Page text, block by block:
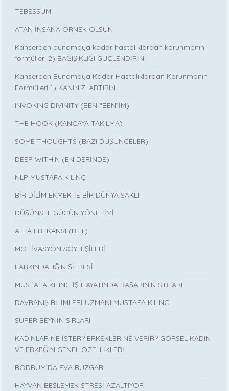
TEBESSÜM
ATAN İNSANA ÖRNEK OLSUN
Kanserden bunamaya kadar hastalıklardan korunmanın
formülleri 2) BAĞIŞIKLIĞI GÜÇLENDİRİN
Kanserden Bunamaya Kadar Hastalıklardan Korunmanın
Formülleri 1) KANINIZI ARTIRIN
INVOKING DIVINITY (BEN “BEN”İM)
THE HOOK (KANCAYA TAKILMA)
SOME THOUGHTS (BAZI DÜŞÜNCELER)
DEEP WITHIN (EN DERİNDE)
NLP MUSTAFA KILINÇ
BİR DİLİM EKMEKTE BİR DÜNYA SAKLI
DÜŞÜNSEL GÜCÜN YÖNETİMİ
ALFA FREKANSI (BFT)
MOTİVASYON SÖYLEŞİLERİ
FARKINDALIĞIN ŞİFRESİ
MUSTAFA KILINÇ İŞ HAYATINDA BAŞARININ SIRLARI
DAVRANIŞ BİLİMLERİ UZMANI MUSTAFA KILINÇ
SÜPER BEYNİN SIRLARI
KADINLAR NE İSTER? ERKEKLER NE VERİR? GÖRSEL KADIN
VE ERKEĞİN GENEL ÖZELLİKLERİ
BODRUM’DA EVA RÜZGARI
HAYVAN BESLEMEK STRESİ AZALTIYOR